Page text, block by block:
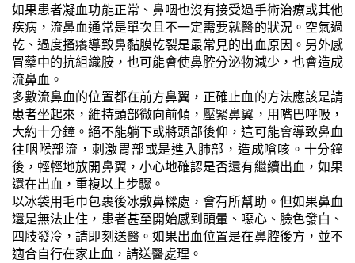
如果患者凝血功能正常、鼻咽也沒有接受過手術治療或其他
疾病，流鼻血通常是單次且不一定需要就醫的狀況。空氣過
乾、過度搔癢導致鼻黏膜乾裂是最常見的出血原因。另外感
冒藥中的抗組織胺，也可能會使鼻腔分泌物減少，也會造成
流鼻血。
多數流鼻血的位置都在前方鼻翼，正確止血的方法應該是請
患者坐起來，維持頭部微向前傾，壓緊鼻翼，用嘴巴呼吸，
大約十分鐘。絕不能躺下或將頭部後仰，這可能會導致鼻血
往咽喉部流，刺激胃部或是進入肺部，造成嗆咳。十分鐘
後，輕輕地放開鼻翼，小心地確認是否還有繼續出血，如果
還在出血，重複以上步驟。
以冰袋用毛巾包裹後冰敷鼻樑處，會有所幫助。但如果鼻血
還是無法止住，患者甚至開始感到頭暈、噁心、臉色發白、
四肢發冷，請即刻送醫。如果出血位置是在鼻腔後方，並不
適合自行在家止血，請送醫處理。